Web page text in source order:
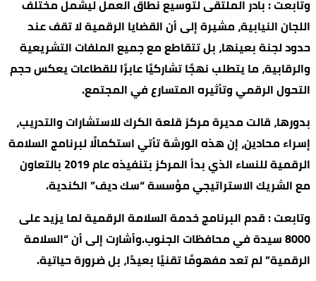
وتابعت : بادر الملتقى لتوسيع نطاق العمل ليشمل مختلف
اللجان النيابية، مشيرة إلى أن القضايا الرقمية لا تقف عند
حدود لجنة بعينها، بل تتقاطع مع جميع الملفات التشريعية
والرقابية، ما يتطلب نهجًا تشاركيًا عابرًا للقطاعات يعكس حجم
التحول الرقمي وتأثيره المتسارع في المجتمع.
بدورها، قالت مديرة مركز قلعة الكرك للاستشارات والتدريب،
إسراء محادين، إن هذه الورشة تأتي استكمالًا لبرنامج السلامة
الرقمية للنساء الذي بدأ المركز بتنفيذه عام 2019 بالتعاون
مع الشريك الاستراتيجي مؤسسة “سك ديف” الكندية.
وتابعت : قدم البرنامج خدمة السلامة الرقمية لما يزيد على
8000 سيدة في محافظات الجنوب.وأشارت إلى أن “السلامة
الرقمية” لم تعد مفهومًا تقنيًا بعيدًا، بل ضرورة حياتية.